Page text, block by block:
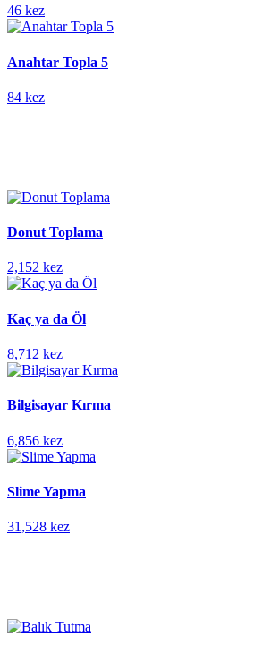
46 kez
Anahtar Topla 5
84 kez
Donut Toplama
2,152 kez
Kaç ya da Öl
8,712 kez
Bilgisayar Kırma
6,856 kez
Slime Yapma
31,528 kez